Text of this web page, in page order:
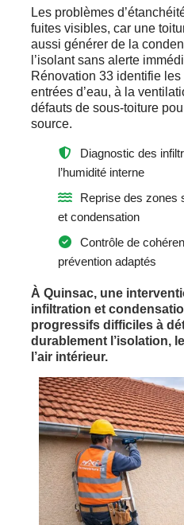
Les problèmes
fuites visibles, car une
aussi générer de la
l’isolant sans alerte
Rénovation 33 identifie
entrées d’eau, à la
défauts de sous-toiture
source.
Diagnostic des
l’humidité interne
Reprise des zones
et condensation
Contrôle de
prévention adaptés
À Quinsac, une
infiltration et
progressifs difficiles à
durablement l’isolation,
l’air intérieur.